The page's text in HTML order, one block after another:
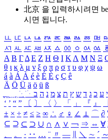
北京 을 입력하시려면
시면 됩니다.
ㅥ ㅦ ㅧ ㅨ ㅩ ㅪ ㅫ ㅬ ㅭ ㅮ
ㅺ ㅻ ㅼ ㅽ ㅾ ㅿ ㆀ ㆁ ㆂ ㆃ
Α Β ΓΔ Ε Ζ Η Θ Ι ΚΛ Μ Ν Ξ
θ ι κ λ μ ν ξ ο π ρ σ τ υ φ χ ψ ω
á à Á À é è É È ç Ç ê
Ä Ö Ü ä ö ü ß
ִֶֹ ֻּ ׁׂ י ע כ ג ד ש ץ ת צ מ נ ה ב
‘ ’ “ ” 〔 〕 〈 〉 「 」 『 』
± × ÷ ≠ ≤ ≥ ∞ ∴ ♂ ♀ ∠ ⊥ ⌒ ∂
⊆ ⊇ ⊂ ⊃ ∪ ∩ ∧ ∨ ￢ ⇒ ⇔ ∀
、
。 · ‥ … ¨ 〃 ― ＼ ∼ ´ ～